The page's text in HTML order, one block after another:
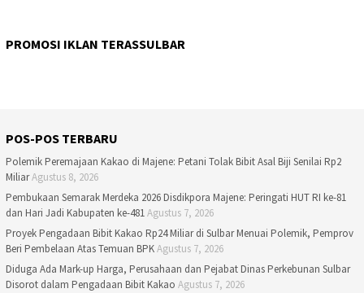
PROMOSI IKLAN TERASSULBAR
POS-POS TERBARU
Polemik Peremajaan Kakao di Majene: Petani Tolak Bibit Asal Biji Senilai Rp2
MiliarAgustus 8, 2026
Pembukaan Semarak Merdeka 2026 Disdikpora Majene: Peringati HUT RI ke-81
dan Hari Jadi Kabupaten ke-481Agustus 7, 2026
Proyek Pengadaan Bibit Kakao Rp24 Miliar di Sulbar Menuai Polemik, Pemprov
Beri Pembelaan Atas Temuan BPKAgustus 7, 2026
Diduga Ada Mark-up Harga, Perusahaan dan Pejabat Dinas Perkebunan Sulbar
Disorot dalam Pengadaan Bibit Kakao Agustus 7, 2026